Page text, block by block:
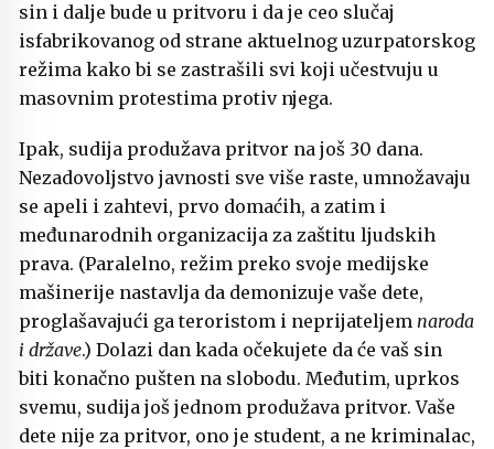
sin i dalje bude u pritvoru i da je ceo slučaj
isfabrikovanog od strane aktuelnog uzurpatorskog
režima kako bi se zastrašili svi koji učestvuju u
masovnim protestima protiv njega.
Ipak, sudija produžava pritvor na još 30 dana.
Nezadovoljstvo javnosti sve više raste, umnožavaju
se apeli i zahtevi, prvo domaćih, a zatim i
međunarodnih organizacija za zaštitu ljudskih
prava. (Paralelno, režim preko svoje medijske
mašinerije nastavlja da demonizuje vaše dete,
proglašavajući ga teroristom i neprijateljem naroda
i države.) Dolazi dan kada očekujete da će vaš sin
biti konačno pušten na slobodu. Međutim, uprkos
svemu, sudija još jednom produžava pritvor. Vaše
dete nije za pritvor, ono je student, a ne kriminalac,